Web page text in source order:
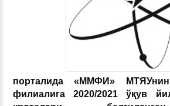
порталида«М МФИ»
филиалига2020/2021ўқув